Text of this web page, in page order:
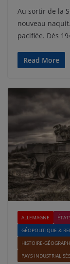
Au sortir de la
nouveau
pacifiée. Dès
Read More
ALLEMAGNE
GÉOPOLITIQUE &
HISTOIRE-
PAYS INDUSTRIALISÉS